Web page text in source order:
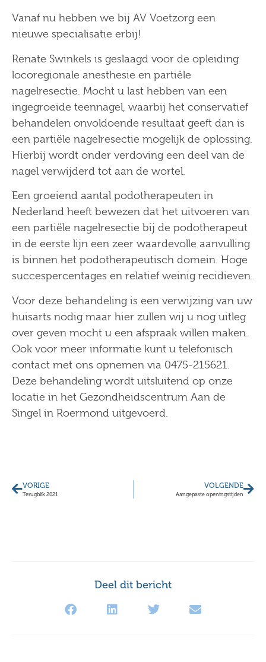
Vanaf nu hebben we bij AV Voetzorg een
nieuwe specialisatie erbij!
Renate Swinkels is geslaagd voor de opleiding
locoregionale anesthesie en partiële
nagelresectie. Mocht u last hebben van een
ingegroeide teennagel, waarbij het conservatief
behandelen onvoldoende resultaat geeft dan is
een partiële nagelresectie mogelijk de oplossing.
Hierbij wordt onder verdoving een deel van de
nagel verwijderd tot aan de wortel.
Een groeiend aantal podotherapeuten in
Nederland heeft bewezen dat het uitvoeren van
een partiële nagelresectie bij de podotherapeut
in de eerste lijn een zeer waardevolle aanvulling
is binnen het podotherapeutisch domein. Hoge
succespercentages en relatief weinig recidieven.
Voor deze behandeling is een verwijzing van uw
huisarts nodig maar hier zullen wij u nog uitleg
over geven mocht u een afspraak willen maken.
Ook voor meer informatie kunt u telefonisch
contact met ons opnemen via 0475-215621.
Deze behandeling wordt uitsluitend op onze
locatie in het Gezondheidscentrum Aan de
Singel in Roermond uitgevoerd.
VORIGE
Terugblik 2021
VOLGENDE
Aangepaste openingstijden
Deel dit bericht